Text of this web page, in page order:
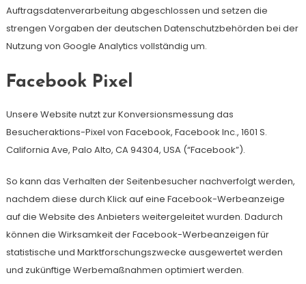
Auftragsdatenverarbeitung abgeschlossen und setzen die
strengen Vorgaben der deutschen Datenschutzbehörden bei der
Nutzung von Google Analytics vollständig um.
Facebook Pixel
Unsere Website nutzt zur Konversionsmessung das
Besucheraktions-Pixel von Facebook, Facebook Inc., 1601 S.
California Ave, Palo Alto, CA 94304, USA (“Facebook”).
So kann das Verhalten der Seitenbesucher nachverfolgt werden,
nachdem diese durch Klick auf eine Facebook-Werbeanzeige
auf die Website des Anbieters weitergeleitet wurden. Dadurch
können die Wirksamkeit der Facebook-Werbeanzeigen für
statistische und Marktforschungszwecke ausgewertet werden
und zukünftige Werbemaßnahmen optimiert werden.